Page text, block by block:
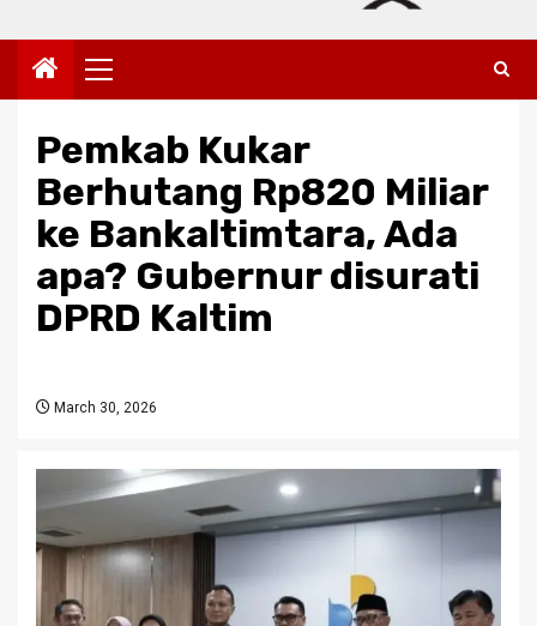
Primary
Menu
Pemkab Kukar
Berhutang Rp820 Miliar
ke Bankaltimtara, Ada
apa? Gubernur disurati
DPRD Kaltim
March 30, 2026